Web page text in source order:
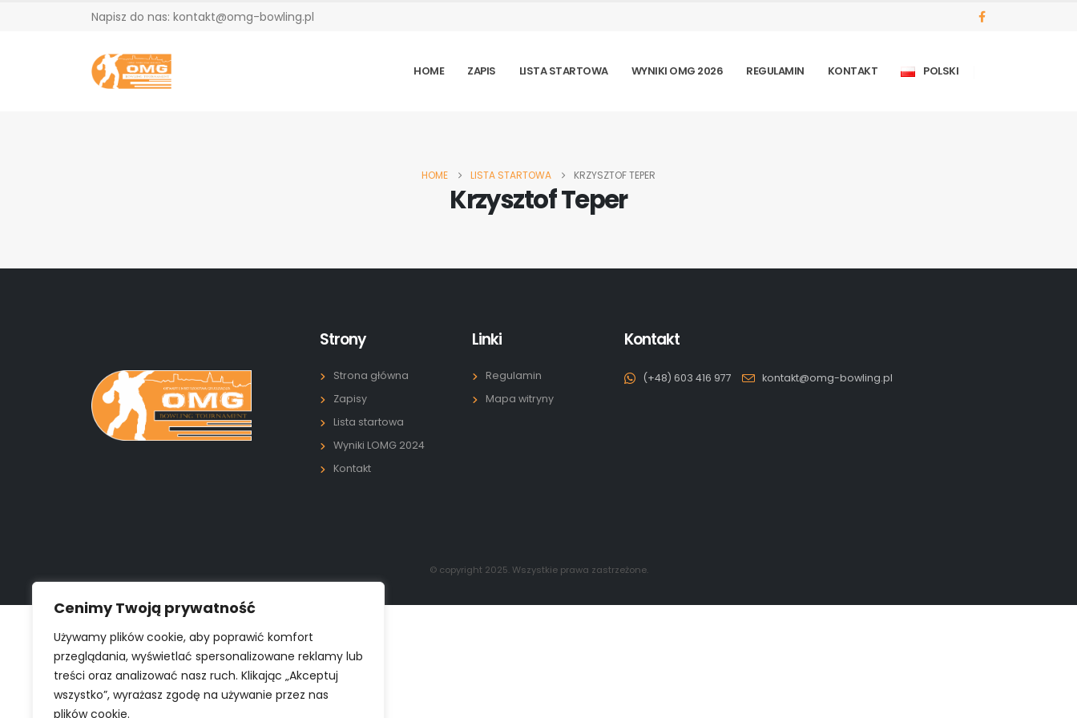
Cenimy Twoją prywatność
Używamy plików cookie, aby poprawić komfort
przeglądania, wyświetlać spersonalizowane reklamy lub
treści oraz analizować nasz ruch. Klikając „Akceptuj
wszystko”, wyrażasz zgodę na używanie przez nas
plików cookie.
Napisz do nas: kontakt@omg-bowling.pl
HOME ZAPIS LISTA STARTOWA WYNIKI OMG 2026 REGULAMIN KONTAKT POLSKI
HOME LISTA STARTOWA KRZYSZTOF TEPER
Krzysztof Teper
Strony
Strona główna
Zapisy
Lista startowa
Wyniki LOMG 2024
Kontakt
Linki
Regulamin
Mapa witryny
Kontakt
(+48) 603 416 977 kontakt@omg-bowling.pl
© copyright 2025. Wszystkie prawa zastrzeżone.